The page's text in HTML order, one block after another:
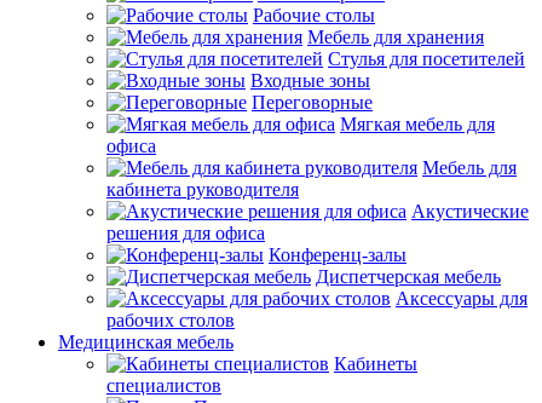
Рабочие столы
Мебель для хранения
Стулья для посетителей
Входные зоны
Переговорные
Мягкая мебель для
офиса
Мебель для
кабинета руководителя
Акустические
решения для офиса
Конференц-залы
Диспетчерская мебель
Аксессуары для
рабочих столов
Медицинская мебель
Кабинеты
специалистов